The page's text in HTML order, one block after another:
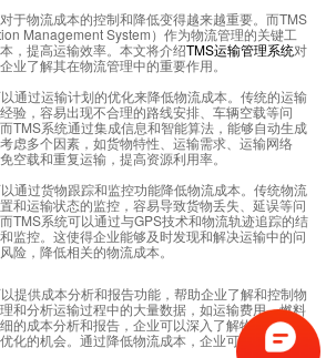
于物流成本的控制和降低变得越来越重要。而TMS
Management System）作为物流管理的关键工
，提高运输效率。本文将介绍TMS运输管理系统对
业了解其在物流管理中的重要作用。
通过运输计划的优化来降低物流成本。传统的运输
验，容易出现不合理的路线安排、车辆空载等问
TMS系统通过集成信息和智能算法，能够自动生成
虑多个因素，如货物特性、运输需求、运输网络
空载和重复运输，提高资源利用率。
通过货物跟踪和监控功能降低物流成本。传统物流
和运输状态的监控，容易导致货物丢失、延误等问
TMS系统可以通过与GPS技术和物流轨迹追踪的结
监控。这使得企业能够及时发现和解决运输中的问
险，降低相关的物流成本。
提供成本分析和报告功能，帮助企业了解和控制物
和分析运输过程中的大量数据，如运输费用、燃料
的成本分析和报告，企业可以深入了解物流成本的
化的机会。通过降低物流成本，企业可以提高盈利